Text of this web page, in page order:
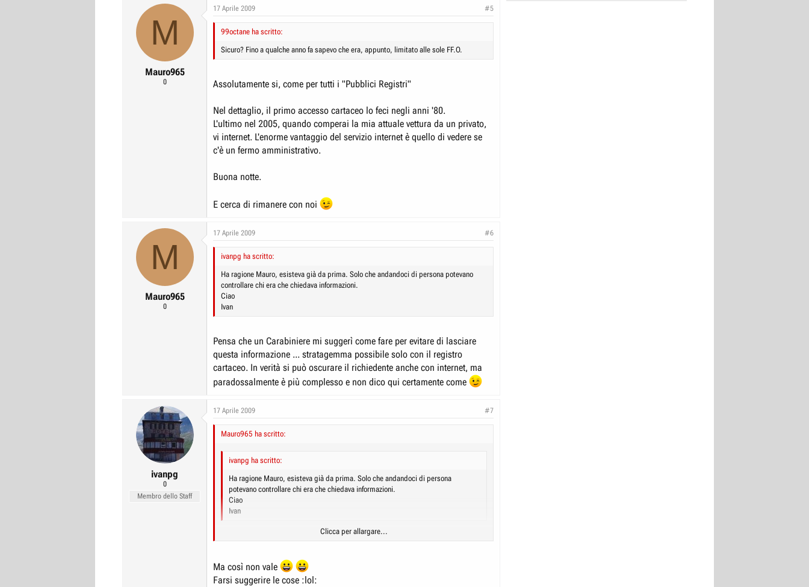
M
Mauro965
0
17 Aprile 2009 #5
99octane ha scritto:
Sicuro? Fino a qualche anno fa sapevo che era, appunto, limitato alle sole FF.O.
Assolutamente si, come per tutti i "Pubblici Registri"
Nel dettaglio, il primo accesso cartaceo lo feci negli anni '80.
L'ultimo nel 2005, quando comperai la mia attuale vettura da un privato,
vi internet. L'enorme vantaggio del servizio internet è quello di vedere se
c'è un fermo amministrativo.
Buona notte.
E cerca di rimanere con noi
M
Mauro965
0
17 Aprile 2009 #6
ivanpg ha scritto:
Ha ragione Mauro, esisteva già da prima. Solo che andandoci di persona potevano
controllare chi era che chiedava informazioni.
Ciao
Ivan
Pensa che un Carabiniere mi suggerì come fare per evitare di lasciare
questa informazione ... stratagemma possibile solo con il registro
cartaceo. In verità si può oscurare il richiedente anche con internet, ma
paradossalmente è più complesso e non dico qui certamente come
ivanpg
0
Membro dello Staff
17 Aprile 2009 #7
Mauro965 ha scritto:
ivanpg ha scritto:
Ha ragione Mauro, esisteva già da prima. Solo che andandoci di persona
potevano controllare chi era che chiedava informazioni.
Ciao
Ivan
oscurare il richiedente anche con internet, ma paradossalmente è più complesso e non
dico qui certamente come
Clicca per allargare...
Ma così non vale
Farsi suggerire le cose :lol: